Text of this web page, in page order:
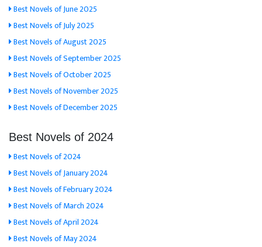
Best Novels of June 2025
Best Novels of July 2025
Best Novels of August 2025
Best Novels of September 2025
Best Novels of October 2025
Best Novels of November 2025
Best Novels of December 2025
Best Novels of 2024
Best Novels of 2024
Best Novels of January 2024
Best Novels of February 2024
Best Novels of March 2024
Best Novels of April 2024
Best Novels of May 2024